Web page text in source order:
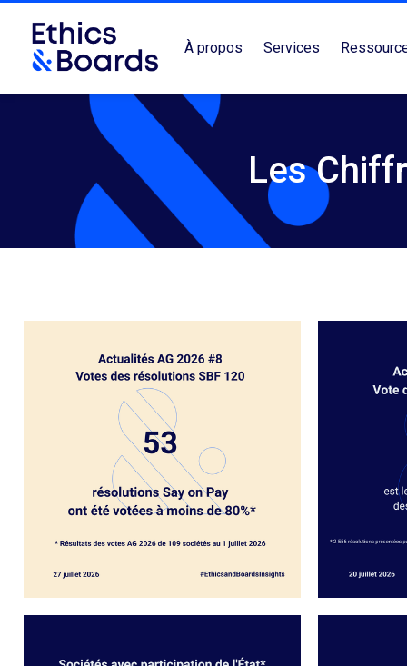
À propos Services
Les